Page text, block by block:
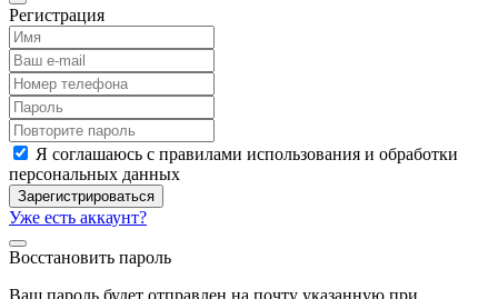
Регистрация
Я соглашаюсь с правилами использования и обработки
персональных данных
Зарегистрироваться
Уже есть аккаунт?
Восстановить пароль